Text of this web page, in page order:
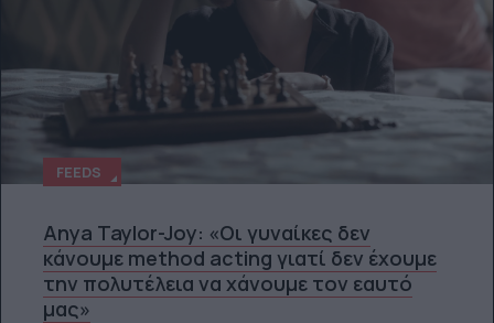
FEEDS
Anya Taylor-Joy: «Οι γυναίκες δεν
κάνουμε method acting γιατί δεν έχουμε
την πολυτέλεια να χάνουμε τον εαυτό
μας»